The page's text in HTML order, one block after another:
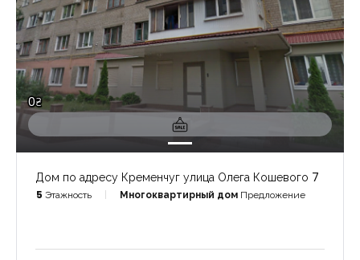
0₴
Дом по адресу Кременчуг улица Олега Кошевого 7
5 Этажность Многоквартирный дом Предложение